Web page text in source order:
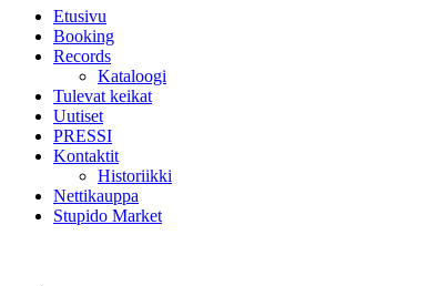
Etusivu
Booking
Records
Kataloogi
Tulevat keikat
Uutiset
PRESSI
Kontaktit
Historiikki
Nettikauppa
Stupido Market